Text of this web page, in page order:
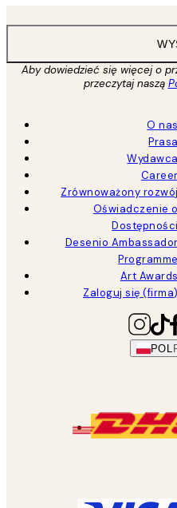
Aby dowiedzieć się więcej o
przeczytaj naszą
O nas
Prasa
Wydawca
Career
Zrównoważony rozwój
Oświadczenie o
Dostępności
Desenio Ambassador
Programme
Art Awards
Zaloguj się (firma)
POL